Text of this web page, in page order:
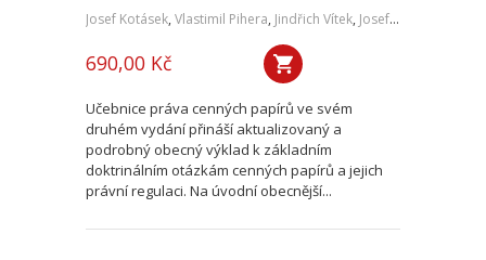
Josef Kotásek, Vlastimil Pihera, Jindřich Vítek, Josef Kříž
690,00 Kč
Učebnice práva cenných papírů ve svém
druhém vydání přináší aktualizovaný a
podrobný obecný výklad k základním
doktrinálním otázkám cenných papírů a jejich
právní regulaci. Na úvodní obecnější...